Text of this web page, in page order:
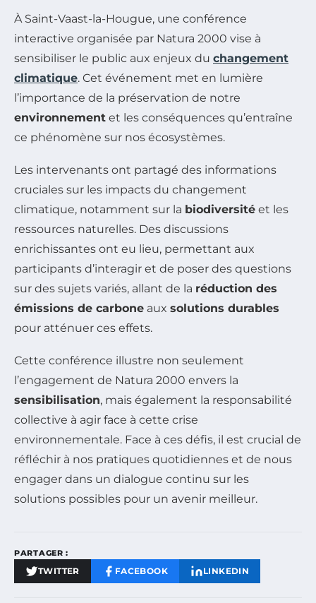
À Saint-Vaast-la-Hougue, une conférence
interactive organisée par Natura 2000 vise à
sensibiliser le public aux enjeux du changement
climatique. Cet événement met en lumière
l’importance de la préservation de notre
environnement et les conséquences qu’entraîne
ce phénomène sur nos écosystèmes.
Les intervenants ont partagé des informations
cruciales sur les impacts du changement
climatique, notamment sur la biodiversité et les
ressources naturelles. Des discussions
enrichissantes ont eu lieu, permettant aux
participants d’interagir et de poser des questions
sur des sujets variés, allant de la réduction des
émissions de carbone aux solutions durables
pour atténuer ces effets.
Cette conférence illustre non seulement
l’engagement de Natura 2000 envers la
sensibilisation, mais également la responsabilité
collective à agir face à cette crise
environnementale. Face à ces défis, il est crucial de
réfléchir à nos pratiques quotidiennes et de nous
engager dans un dialogue continu sur les
solutions possibles pour un avenir meilleur.
PARTAGER :
TWITTER FACEBOOK LINKEDIN